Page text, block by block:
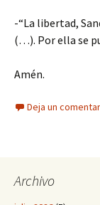
-“La libertad,
(…). Por ella se
Amén.
Deja un
Archivo